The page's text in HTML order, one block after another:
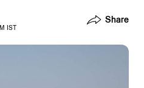
IST
Share